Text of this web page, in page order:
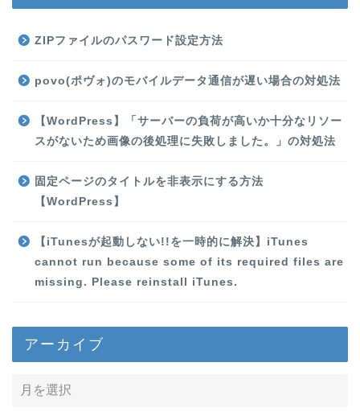
ZIPファイルのパスワード設定方法
povo(ポヴォ)のモバイルデータ通信が遅い場合の対処法
【WordPress】「サーバーの負荷が高いか十分なリソー
スがないため画像の後処理に失敗しました。」の対処法
固定ページのタイトルを非表示にする方法
【WordPress】
【iTunesが起動しない!!を一時的に解決】iTunes
cannot run because some of its required files are
missing. Please reinstall iTunes.
アーカイブ